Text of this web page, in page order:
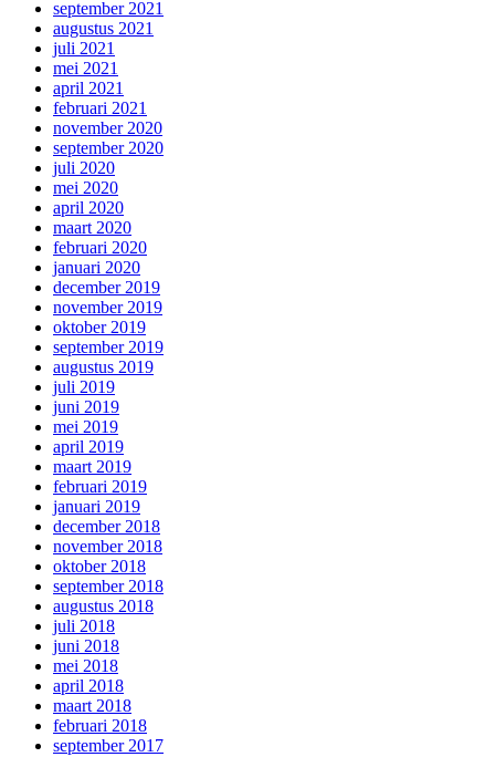
september 2021
augustus 2021
juli 2021
mei 2021
april 2021
februari 2021
november 2020
september 2020
juli 2020
mei 2020
april 2020
maart 2020
februari 2020
januari 2020
december 2019
november 2019
oktober 2019
september 2019
augustus 2019
juli 2019
juni 2019
mei 2019
april 2019
maart 2019
februari 2019
januari 2019
december 2018
november 2018
oktober 2018
september 2018
augustus 2018
juli 2018
juni 2018
mei 2018
april 2018
maart 2018
februari 2018
september 2017